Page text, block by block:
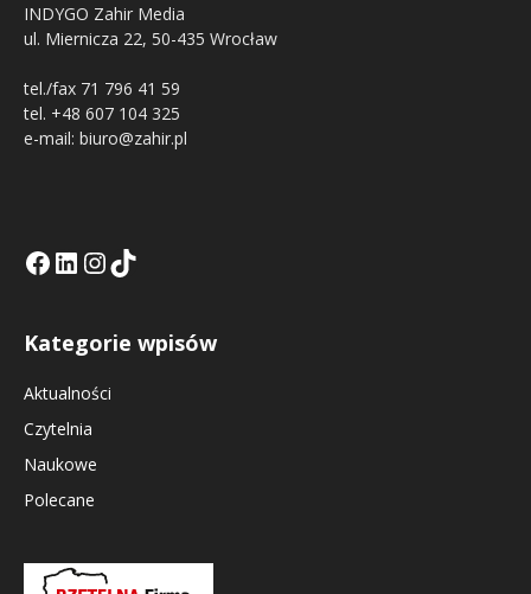
INDYGO Zahir Media
ul. Miernicza 22, 50-435 Wrocław
tel./fax 71 796 41 59
tel. +48 607 104 325
e-mail: biuro@zahir.pl
Facebook
LinkedIn
Tik Tok KEInstagramm KE
Kategorie wpisów
Aktualności
Czytelnia
Naukowe
Polecane